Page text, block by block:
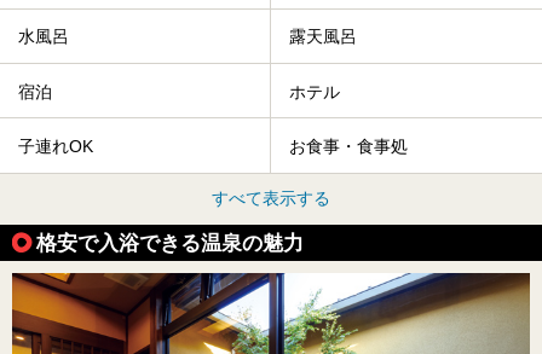
水風呂 露天風呂
宿泊 ホテル
子連れOK お食事・食事処
すべて表示する
格安で入浴できる温泉の魅力